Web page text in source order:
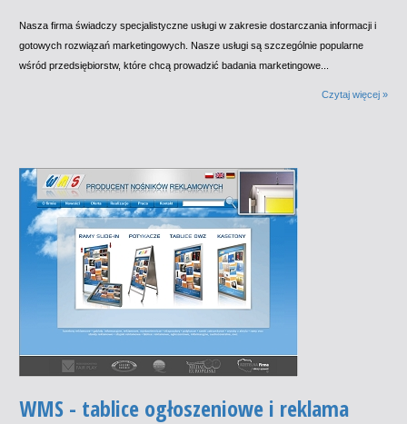
Nasza firma świadczy specjalistyczne usługi w zakresie dostarczania informacji i
gotowych rozwiązań marketingowych. Nasze usługi są szczególnie popularne
wśród przedsiębiorstw, które chcą prowadzić badania marketingowe...
Czytaj więcej »
WMS - tablice ogłoszeniowe i reklama